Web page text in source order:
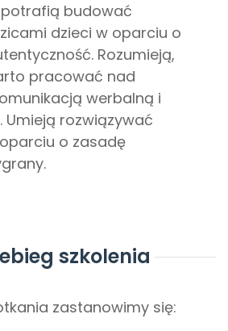
potrafią budować
dzieci w oparciu o
Rozumieją,
pracować nad
werbalną i
Umieją rozwiązywać
o zasadę
szkolenia
zastanowimy się: